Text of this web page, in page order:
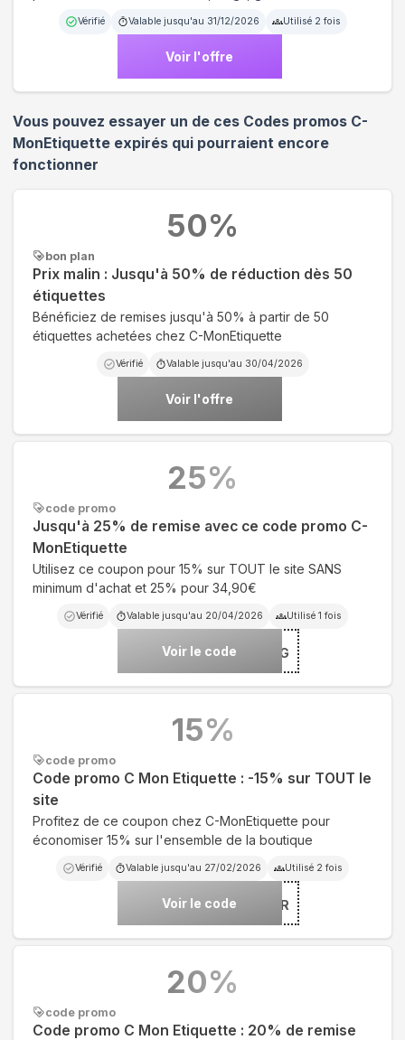
Vérifié Valable jusqu'au 31/12/2026 Utilisé 2 fois
Voir l'offre
Vous pouvez essayer un de ces Codes promos C-
MonEtiquette expirés qui pourraient encore
fonctionner
bon plan
Prix malin : Jusqu'à 50% de réduction dès 50
étiquettes
Bénéficiez de remises jusqu'à 50% à partir de 50
étiquettes achetées chez C-MonEtiquette
Vérifié Valable jusqu'au 30/04/2026
Voir l'offre
50%
code promo
Jusqu'à 25% de remise avec ce code promo C-
MonEtiquette
Utilisez ce coupon pour 15% sur TOUT le site SANS
minimum d'achat et 25% pour 34,90€
Vérifié Valable jusqu'au 20/04/2026 Utilisé 1 fois
Voir le code ***ING
25%
code promo
Code promo C Mon Etiquette : -15% sur TOUT le
site
Profitez de ce coupon chez C-MonEtiquette pour
économiser 15% sur l'ensemble de la boutique
Vérifié Valable jusqu'au 27/02/2026 Utilisé 2 fois
Voir le code ***TER
15%
code promo
Code promo C Mon Etiquette : 20% de remise
20%